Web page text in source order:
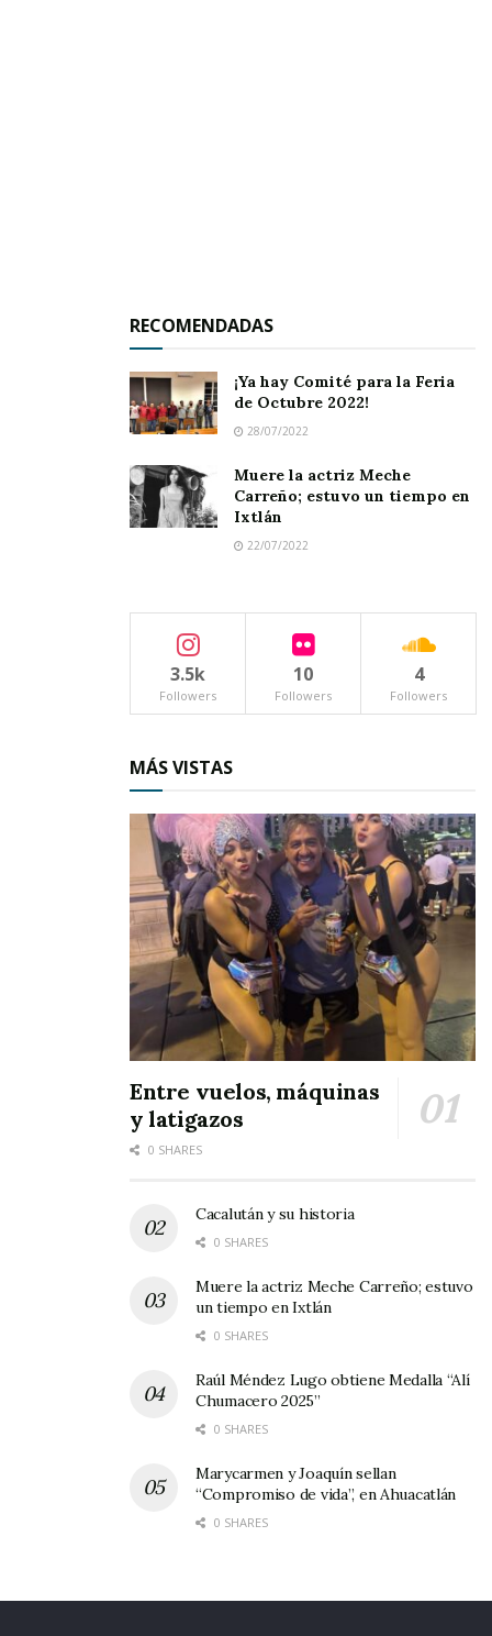
RECOMENDADAS
¡Ya hay Comité para la Feria
de Octubre 2022!
28/07/2022
Muere la actriz Meche
Carreño; estuvo un tiempo en
Ixtlán
22/07/2022
3.5k
Followers
10
Followers
4
Followers
MÁS VISTAS
Entre vuelos, máquinas
y latigazos
0 SHARES
Cacalután y su historia
0 SHARES
Muere la actriz Meche Carreño; estuvo
un tiempo en Ixtlán
0 SHARES
Raúl Méndez Lugo obtiene Medalla “Alí
Chumacero 2025”
0 SHARES
Marycarmen y Joaquín sellan
“Compromiso de vida”, en Ahuacatlán
0 SHARES